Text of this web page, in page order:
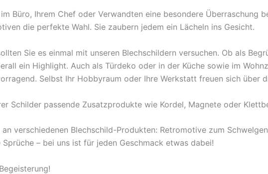
Büro, Ihrem Chef oder Verwandten eine besondere Überraschung
die perfekte Wahl. Sie zaubern jedem ein Lächeln ins Gesicht.
Sie es einmal mit unseren Blechschildern versuchen. Ob als
ein Highlight. Auch als Türdeko oder in der Küche sowie im
Selbst Ihr Hobbyraum oder Ihre Werkstatt freuen sich über
Schilder passende Zusatzprodukte wie Kordel, Magnete oder
verschiedenen Blechschild-Produkten: Retromotive zum
– bei uns ist für jeden Geschmack etwas dabei!